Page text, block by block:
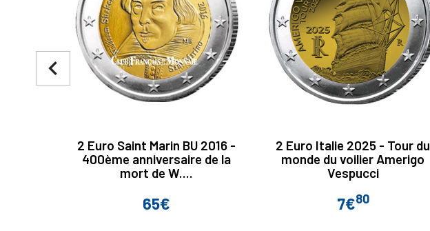
2 Euro Saint Marin BU 2016 -
400ème anniversaire de la
mort de W....
Prix
65€
2 Euro Italie 2025 - Tour du
monde du voilier Amerigo
Vespucci
Prix
7€80
navigate_before